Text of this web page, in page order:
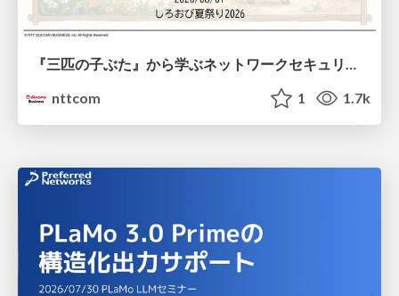
『三匹の子ぶた』から学ぶネットワークセキュリティの昔と今 / Network Security: Then and Now Through the Lens of The Three Little Pigs
nttcom
1 1.7k